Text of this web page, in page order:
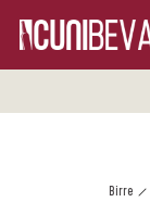
Birre